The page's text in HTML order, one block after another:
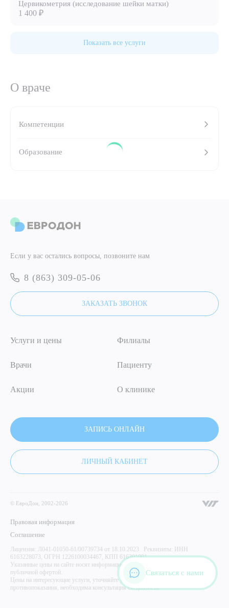
Цервикометрия (исследование шейки матки)
1 400 ₽
Показать все услуги
О враче
Компетенции
Образование
Я даю согласие наобработку персональных данных
Если у вас остались вопросы, позвоните нам
8 (863) 309-05-06
ЗАКАЗАТЬ ЗВОНОК
Услуги и цены
Врачи
Акции
Филиалы
Пациенту
О клинике
ЗАПИСЬ ОНЛАЙН
ЛИЧНЫЙ КАБИНЕТ
© ЕвроДон, 2002-2026
Правовая информация
Соглашение
Лицензия: Л041-01050-61/00739734 от 18.10.2023 Реквизиты: ИНН
6163228073, ОГРН 1226100034467, КПП 616301001
Указанные цены на сайте носят информационный характер и не являются
публичной офертой.
Цены на интересующие услуги, уточняйте у администратора центра. Имеются
противопоказания, необходима консультация специалиста.
Связаться с нами
Выберите сопутствующую услугу